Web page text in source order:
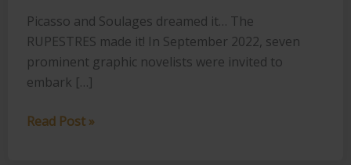
Picasso and Soulages dreamed it… The
RUPESTRES made it! In September 2022, seven
prominent graphic novelists were invited to
embark […]
Rupestres:
Read Post »